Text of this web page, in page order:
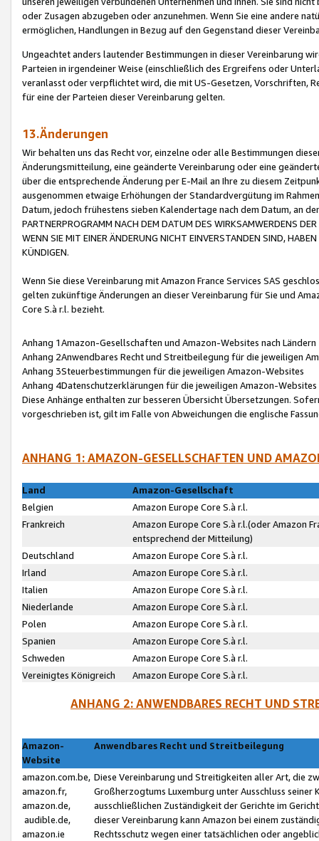
oder Zusagen abzugeben oder anzunehmen. Wenn Sie eine andere
ermöglichen, Handlungen in Bezug auf den Gegenstand dieser
Ungeachtet anders lautender Bestimmungen in dieser Vereinbarung
Parteien in irgendeiner Weise (einschließlich des Ergreifens oder
veranlasst oder verpflichtet wird, die mit US-Gesetzen, Vorschriften,
für eine der Parteien dieser Vereinbarung gelten.
13.Änderungen
Wir behalten uns das Recht vor, einzelne oder alle Bestimmungen
Änderungsmitteilung, eine geänderte Vereinbarung oder eine
über die entsprechende Änderung per E-Mail an Ihre zu diesem
ausgenommen etwaige Erhöhungen der Standardvergütung im
Datum, jedoch frühestens sieben Kalendertage nach dem Datum, an
PARTNERPROGRAMM NACH DEM DATUM DES WIRKSAMWERDENS
WENN SIE MIT EINER ÄNDERUNG NICHT EINVERSTANDEN SIND,
KÜNDIGEN.
Wenn Sie diese Vereinbarung mit Amazon France Services SAS
gelten zukünftige Änderungen an dieser Vereinbarung für Sie und
Core S.à r.l. bezieht.
Anhang 1Amazon-Gesellschaften und Amazon-Websites nach Ländern
Anhang 2Anwendbares Recht und Streitbeilegung für die jeweiligen
Anhang 3Steuerbestimmungen für die jeweiligen Amazon-Websites
Anhang 4Datenschutzerklärungen für die jeweiligen Amazon-Websites
Diese Anhänge enthalten zur besseren Übersicht Übersetzungen.
vorgeschrieben ist, gilt im Falle von Abweichungen die englische
ANHANG 1: AMAZON-GESELLSCHAFTEN UND
Land
Amazon-Gesellschaft
Belgien
Amazon Europe Core S.à r.l.
Frankreich
Amazon Europe Core S.à r.l.(oder Amazon
entsprechend der Mitteilung)
Deutschland
Amazon Europe Core S.à r.l.
Irland
Amazon Europe Core S.à r.l.
Italien
Amazon Europe Core S.à r.l.
Niederlande
Amazon Europe Core S.à r.l.
Polen
Amazon Europe Core S.à r.l.
Spanien
Amazon Europe Core S.à r.l.
Schweden
Amazon Europe Core S.à r.l.
Vereinigtes Königreich
Amazon Europe Core S.à r.l.
ANHANG 2: ANWENDBARES RECHT UND
Amazon-
Website
Anwendbares Recht und Streitbeilegung
amazon.com.be,
amazon.fr,
amazon.de,
audible.de,
amazon.ie
Diese Vereinbarung und Streitigkeiten aller Art, die
Großherzogtums Luxemburg unter Ausschluss
ausschließlichen Zuständigkeit der Gerichte im
dieser Vereinbarung kann Amazon bei einem
Rechtsschutz wegen einer tatsächlichen oder